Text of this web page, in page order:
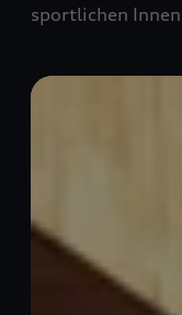
sportlichen